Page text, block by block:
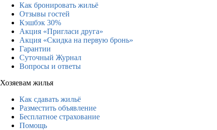
Как бронировать жильё
Отзывы гостей
Кэшбэк 30%
Акция «Пригласи друга»
Акция «Скидка на первую бронь»
Гарантии
Суточный Журнал
Вопросы и ответы
Хозяевам жилья
Как сдавать жильё
Разместить объявление
Бесплатное страхование
Помощь